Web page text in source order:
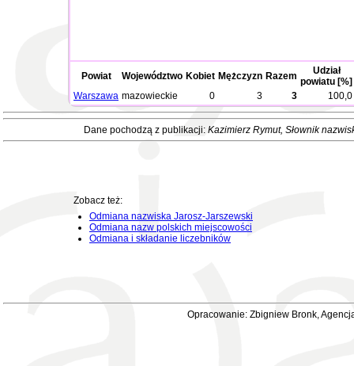
Powiat Województwo Kobiet Mężczyzn Razem
Udział
powiatu [%]
Warszawa mazowieckie 0 3 3 100,0
Dane pochodzą z publikacji: Kazimierz Rymut, Słownik
Zobacz też:
Odmiana nazwiska Jarosz-Jarszewski
Odmiana nazw polskich miejscowości
Odmiana i składanie liczebników
Opracowanie: Zbigniew Bronk,